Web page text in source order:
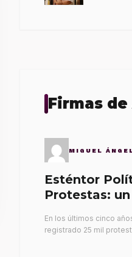
Firmas
MIGUEL
Esténtor
Protestas:
En los últimos cinco
registrado 25 mil